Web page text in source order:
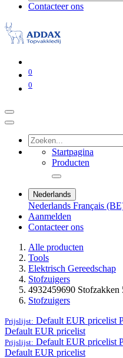
Contacteer ons
0
0
Startpagina
Producten
Nederlands
Nederlands Français
Aanmelden
Contacteer ons
Alle producten
Tools
Elektrisch Gereedschap
Stofzuigers
4932459690
Stofzuigers
Prijslijst: Default EUR pricelist
Default EUR pricelist
Prijslijst: Default EUR pricelist
Default EUR pricelist